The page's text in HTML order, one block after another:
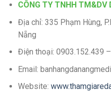
CÔNG TY TNHH TM&DV
Địa chỉ: 335 Phạm Hùng,
Nẵng
Điện thoại: 0903.152.439
Email:
Website: